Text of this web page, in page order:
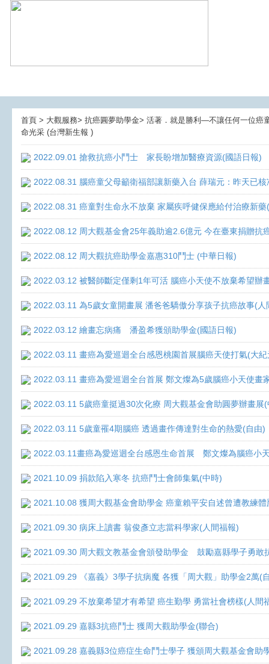
首頁 > 大觀服務> 抗癌圓夢助學金> 活著．就是勝利—不讓任何一位癌
命光采 (台灣新生報 )
2022.09.01 搶救抗癌小鬥士 家長盼增加醫療資源(國語日報)
2022.08.31 腦癌童父母籲衛福部讓新藥入台 薛瑞元：昨天已
2022.08.31 癌童對生命永不放棄 家屬疾呼健保應給付治療新藥
2022.08.12 周大觀基金會25年義助逾2.6億元 今在臺東捐贈抗
2022.08.12 周大觀抗癌助學金嘉惠310鬥士 (中華日報)
2022.03.12 被醫師斷定僅剩1年可活 腦癌小天使不放棄希望辦
2022.03.11 為5歲女童開畫展 潘爸爸驕傲分享孩子抗癌故事(人
2022.03.12 繪畫忘病痛 潘盈希獲頒助學金(國語日報)
2022.03.11 畫癌為愛巡迴全台感恩桃園首展腦癌天使打氣(大紀
2022.03.11 畫癌為愛巡迴全台首展 鄭文燦為5歲腦癌小天使畫
2022.03.11 5歲癌童挺過30次化療 周大觀基金會助圓夢辦畫展
2022.03.11 5歲童罹4期腦癌 透過畫作傳達對生命的熱愛(自由)
2022.03.11畫癌為愛巡迴全台感恩生命首展 鄭文燦為腦癌小
2021.10.09 捐款陷入寒冬 抗癌鬥士會師集氣(中時)
2021.10.08 獲周大觀基金會助學金 癌童賴平安自述曾遭教練體
2021.09.30 病床上讀書 翁俊彥立志當科學家(人間福報)
2021.09.30 周大觀文教基金會頒發助學金 鼓勵嘉縣學子勇敢
2021.09.29 《嘉義》3學子抗病魔 各獲「周大觀」助學金2萬(
2021.09.29 不放棄希望才有希望 癌生勤學 勇當社會榜樣(人間
2021.09.29 嘉縣3抗癌鬥士 獲周大觀助學金(聯合)
2021.09.28 嘉義縣3位癌症生命鬥士學子 獲頒周大觀基金會助